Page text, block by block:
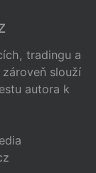
tradingu a
slouží
autora k